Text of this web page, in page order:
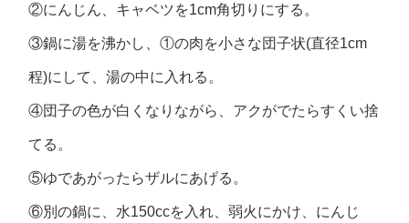
②にんじん、キャベツを1cm角切りにする。
③鍋に湯を沸かし、①の肉を小さな団子状(直径1cm
程)にして、湯の中に入れる。
④団子の色が白くなりながら、アクがでたらすくい捨
てる。
⑤ゆであがったらザルにあげる。
⑥別の鍋に、水150ccを入れ、弱火にかけ、にんじ